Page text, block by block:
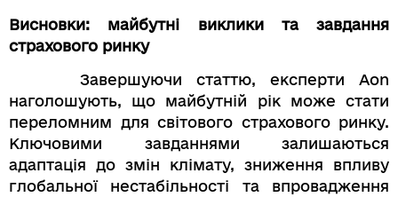
Висновки: майбутні виклики та завдання
страхового ринку
Завершуючи статтю, експерти Aon
наголошують, що майбутній рік може стати
переломним для світового страхового ринку.
Ключовими завданнями залишаються
адаптація до змін клімату, зниження впливу
глобальної нестабільності та впровадження